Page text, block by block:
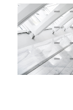
Alliance Jiu Jitsu Fortaleza
Equipe Alliance Jiu Jitsu Fortaleza